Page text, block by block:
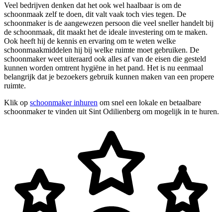
Veel bedrijven denken dat het ook wel haalbaar is om de
schoonmaak zelf te doen, dit valt vaak toch vies tegen. De
schoonmaker is de aangewezen persoon die veel sneller handelt bij
de schoonmaak, dit maakt het de ideale investering om te maken.
Ook heeft hij de kennis en ervaring om te weten welke
schoonmaakmiddelen hij bij welke ruimte moet gebruiken. De
schoonmaker weet uiteraard ook alles af van de eisen die gesteld
kunnen worden omtrent hygiëne in het pand. Het is nu eenmaal
belangrijk dat je bezoekers gebruik kunnen maken van een propere
ruimte.
Klik op schoonmaker inhuren om snel een lokale en betaalbare
schoonmaker te vinden uit Sint Odilienberg om mogelijk in te huren.